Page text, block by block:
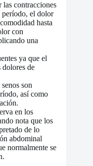
las contracciones
período, el dolor
hasta
con
una
ya que el
dolores de
son
así como
en los
nota que los
de lo
abdominal
normalmente se